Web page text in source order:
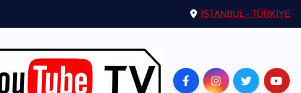
İSTANBUL - TÜRKİYE